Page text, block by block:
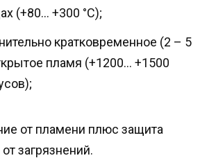
(+80… +300 °C);
кратковременное (2 – 5
пламя (+1200… +1500
от пламени плюс защита
загрязнений.